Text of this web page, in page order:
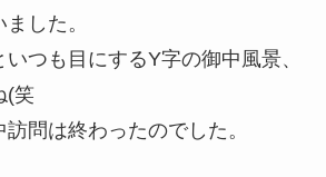
した。
つも目にするY字の御中風景、
(笑
問は終わったのでした。